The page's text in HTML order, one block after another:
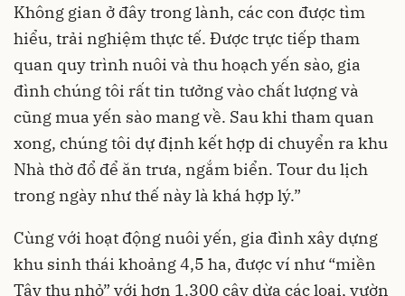
Không gian ở đây trong lành, các con được tìm
hiểu, trải nghiệm thực tế. Được trực tiếp tham
quan quy trình nuôi và thu hoạch yến sào, gia
đình chúng tôi rất tin tưởng vào chất lượng và
cũng mua yến sào mang về. Sau khi tham quan
xong, chúng tôi dự định kết hợp di chuyển ra khu
Nhà thờ đổ để ăn trưa, ngắm biển. Tour du lịch
trong ngày như thế này là khá hợp lý.”
Cùng với hoạt động nuôi yến, gia đình xây dựng
khu sinh thái khoảng 4,5 ha, được ví như “miền
Tây thu nhỏ” với hơn 1.300 cây dừa các loại, vườn